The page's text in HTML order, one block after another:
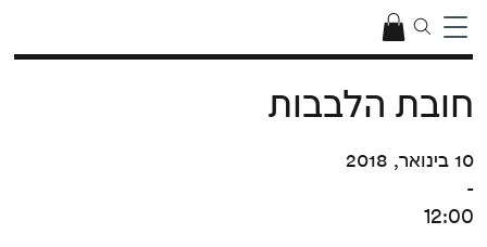
חובת הלבבות
10 בינואר, 2018
-
12:00